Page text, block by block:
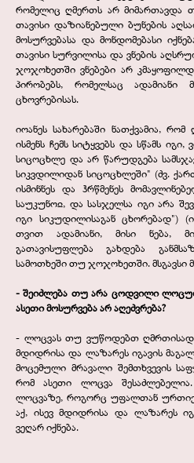
რომელიც ღმერთს არ მიმართავდა
თავისი დაზიანებული ბუნების
მოსურვებასა და მონდომებასი
თავისი სურვილისა და ვნების
ჯოჯოხეთში ვნებები არ
პირობებს, რომელსაც ადამიანი
ცხოვრებისას.
იოანეს სახარებაში ნათქვამია,
ისმენს ჩემს სიტყვებს და სწამს
სიცოცხლე და არ წარუდგება
სიკვდილიდან სიცოცხლეში" (ძვ.
ისმინნეს და ჰრწმენეს
საუკუნოჲ, და სასჯელსა იგი არა
იგი სიკუდილისაგან ცხორებად")
თვით ადამიანი, მისი ნება,
გათავისუფლება გახდება
სამოთხეში თუ ჯოჯოხეთში. მსგავსი
- შეიძლება თუ არა ცოდვილი
ასეთი მოსურვება არ აღეძვრება?
- ლოცვას თუ ვუწოდებთ
მდიდრისა და ლაზარეს იგავის
მოცემული მრავალი შემთხვევის
რომ ასეთი ლოცვა
ლოცვაზე, როგორც უფალთან
აქ, ისევ მდიდრისა და ლაზარეს
ვეღარ იქნება.